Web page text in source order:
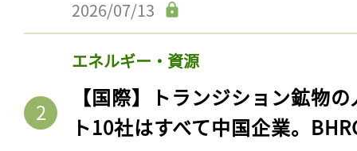
2026/07/13
エネルギー・資源
【国際】トランジション鉱物
ト10社はすべて中国企業。